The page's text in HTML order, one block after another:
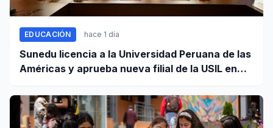
EDUCACIÓN hace 1 día
Sunedu licencia a la Universidad Peruana de las
Américas y aprueba nueva filial de la USIL en